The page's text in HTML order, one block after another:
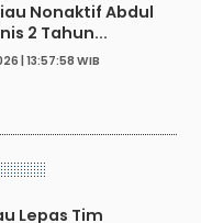
Nonaktif Abdul
2 Tahun...
| 13:57:58 WIB
Lepas Tim